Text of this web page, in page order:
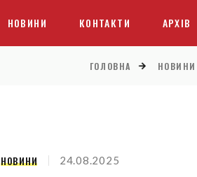
НОВИНИ КОНТАКТИ АРХІВ
ГОЛОВНА НОВИНИ
НОВИНИ 24.08.2025